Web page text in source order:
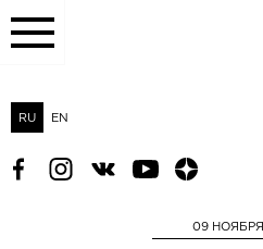
RU EN
09 НОЯБРЯ